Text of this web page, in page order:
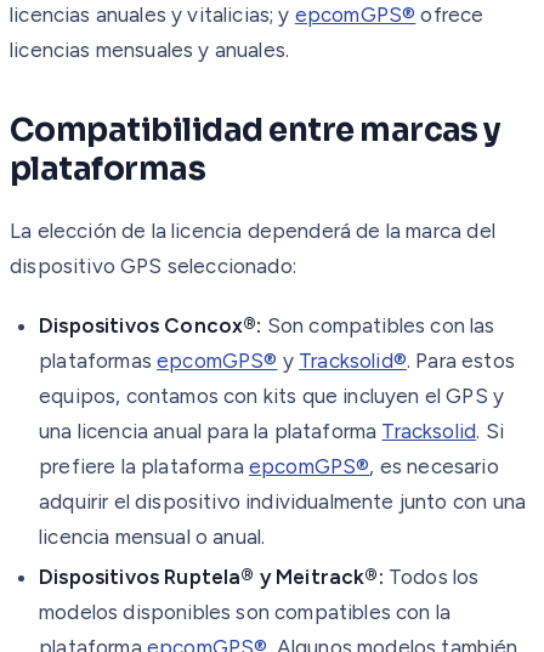
licencias anuales y vitalicias; y epcomGPS® ofrece
licencias mensuales y anuales.
Compatibilidad entre marcas y
plataformas
La elección de la licencia dependerá de la marca del
dispositivo GPS seleccionado:
Dispositivos Concox®: Son compatibles con las
plataformasepcomGPS® y Tracksolid®. Para estos
equipos, contamos con kits que incluyen el GPS y
una licencia anual para la plataforma Tracksolid. Si
prefiere la plataforma epcomGPS®, es necesario
adquirir el dispositivo individualmente junto con una
licencia mensual o anual.
Dispositivos Ruptela® y Meitrack®: Todos los
modelos disponibles son compatibles con la
plataforma epcomGPS® . Algunos modelos también